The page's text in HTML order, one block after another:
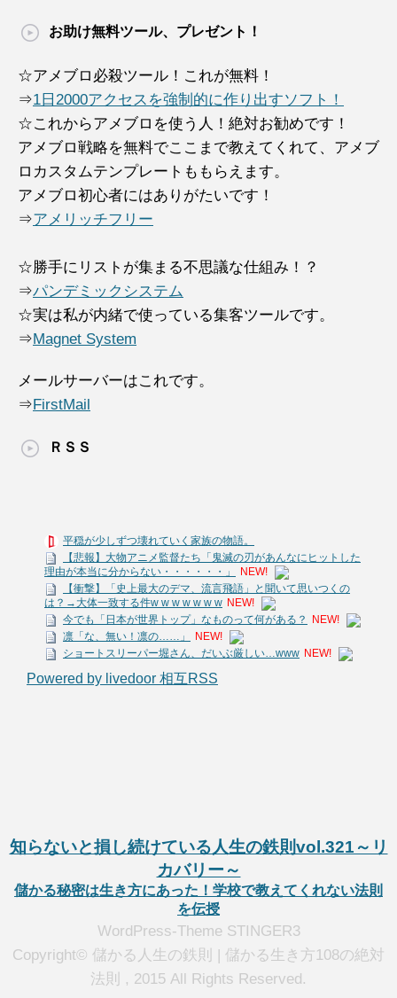
お助け無料ツール、プレゼント！
☆アメブロ必殺ツール！これが無料！
⇒1日2000アクセスを強制的に作り出すソフト！
☆これからアメブロを使う人！絶対お勧めです！
アメブロ戦略を無料でここまで教えてくれて、アメブ
ロカスタムテンプレートももらえます。
アメブロ初心者にはありがたいです！
⇒アメリッチフリー
☆勝手にリストが集まる不思議な仕組み！？
⇒パンデミックシステム
☆実は私が内緒で使っている集客ツールです。
⇒Magnet System
メールサーバーはこれです。
⇒FirstMail
ＲＳＳ
平穏が少しずつ壊れていく家族の物語。
【悲報】大物アニメ監督たち「鬼滅の刃があんなにヒットした
理由が本当に分からない・・・・・・」
NEW!
【衝撃】「史上最大のデマ、流言飛語」と聞いて思いつくの
は？→大体一致する件w w w w w w w NEW!
今でも「日本が世界トップ」なものって何がある？
NEW!
凛「な、無い！凛の……」
NEW!
ショートスリーパー堀さん、だいぶ厳しい…www NEW!
Powered by livedoor 相互RSS
知らないと損し続けている人生の鉄則vol.321～リ
カバリー～
儲かる秘密は生き方にあった！学校で教えてくれない法則
を伝授
WordPress-Theme STINGER3
Copyright© 儲かる人生の鉄則 | 儲かる生き方108の絶対
法則 , 2015 All Rights Reserved.